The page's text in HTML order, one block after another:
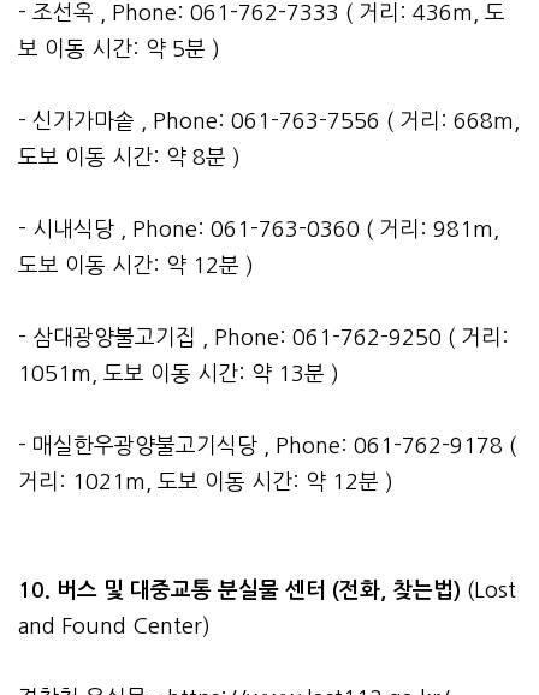
- 조선옥 , Phone: 061-762-7333 ( 거리: 436m, 도
보 이동 시간: 약 5분 )
- 신가가마솥 , Phone: 061-763-7556 ( 거리: 668m,
도보 이동 시간: 약 8분 )
- 시내식당 , Phone: 061-763-0360 ( 거리: 981m,
도보 이동 시간: 약 12분 )
- 삼대광양불고기집 , Phone: 061-762-9250 ( 거리:
1051m, 도보 이동 시간: 약 13분 )
- 매실한우광양불고기식당 , Phone: 061-762-9178 (
거리: 1021m, 도보 이동 시간: 약 12분 )
10. 버스 및 대중교통 분실물 센터 (전화, 찾는법) (Lost
and Found Center)